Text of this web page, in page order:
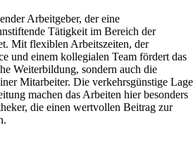
Arbeitgeber, der eine
Tätigkeit im Bereich der
Mit flexiblen Arbeitszeiten, der
und einem kollegialen Team fördert das
Weiterbildung, sondern auch die
Mitarbeiter. Die verkehrsgünstige Lage
machen das Arbeiten hier besonders
die einen wertvollen Beitrag zur